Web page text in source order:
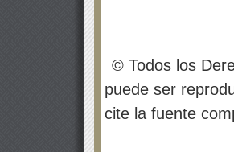
© Todos los
puede ser
cite la fuente